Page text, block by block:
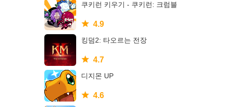
쿠키런 키우기 - 쿠키런: 크럼블
4.9
킹덤2: 타오르는 전장
4.7
디지몬 UP
4.6